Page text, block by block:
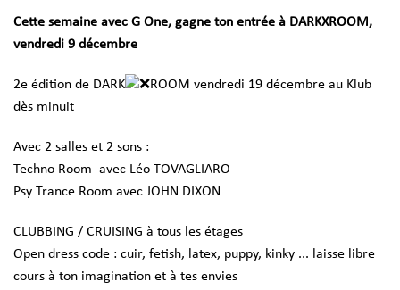
Cette semaine avec G One, gagne ton entrée à DARKXROOM,
vendredi 9 décembre
2e édition de DARK
ROOM vendredi 19 décembre au Klub
dès minuit
Avec 2 salles et 2 sons :
Techno Room avec Léo TOVAGLIARO
Psy Trance Room avec JOHN DIXON
CLUBBING / CRUISING à tous les étages
Open dress code : cuir, fetish, latex, puppy, kinky ... laisse libre
cours à ton imagination et à tes envies